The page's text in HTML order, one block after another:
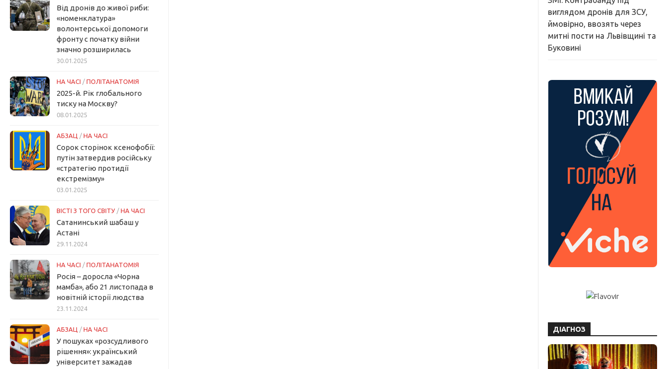
Від дронів до живої риби:
«номенклатура»
волонтерської допомоги
фронту с початку війни
значно розширилась
30.01.2025
НА ЧАСІ / ПОЛІТАНАТОМІЯ
2025-й. Рік глобального
тиску на Москву?
08.01.2025
АБЗАЦ / НА ЧАСІ
Сорок сторінок ксенофобії:
путін затвердив російську
«стратегію протидії
екстремізму»
03.01.2025
ВІСТІ З ТОГО СВІТУ / НА ЧАСІ
Сатанинський шабаш у
Астані
29.11.2024
НА ЧАСІ / ПОЛІТАНАТОМІЯ
Росія – доросла «Чорна
мамба», або 21 листопада в
новітній історії людства
23.11.2024
АБЗАЦ / НА ЧАСІ
У пошуках «розсудливого
рішення»: український
університет зажадав
виглядом дронів для ЗСУ,
ймовірно, ввозять через
митні пости на Львівщині та
Буковині
ДІАГНОЗ